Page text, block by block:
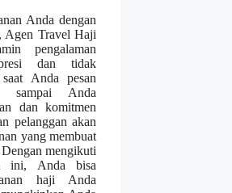
Anda dengan
Agen Travel Haji
pengalaman
dan tidak
Anda pesan
sampai Anda
dan komitmen
pelanggan akan
yang membuat
mengikuti
ini, Anda bisa
haji Anda